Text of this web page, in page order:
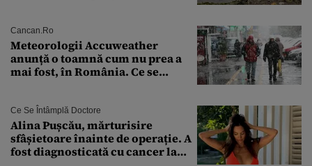
Cancan.ro
Meteorologii Accuweather
anunță o toamnă cum nu prea a
mai fost, în România. Ce se
București. Pe ce dată ninge
Ce Se Întâmplă Doctore
Alina Pușcău, mărturisire
sfâșietoare înainte de operație. A
fost diagnosticată cu cancer la